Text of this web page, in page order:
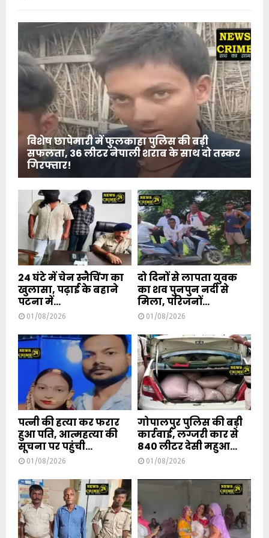
विशेष छापेमारी में फुलकाहा पुलिस की बड़ी
सफलता, 36 लीटर नेपाली शराब के साथ दो तस्कर
गिरफ्तार!
24 घंटे में चेन स्नैचिंग का
खुलासा, पढ़ाई के बहाने
पटना में...
01/08/2026
दो दिनों से लापता युवक
का शव पुनपुन नदी से
मिला, परिजनों...
01/08/2026
पत्नी की हत्या कर फरार
हुआ पति, आत्महत्या की
सूचना पर पहुंची...
01/08/2026
गोपालपुर पुलिस की बड़ी
कार्रवाई, लग्जरी कार से
840 लीटर देसी महुआ...
01/08/2026